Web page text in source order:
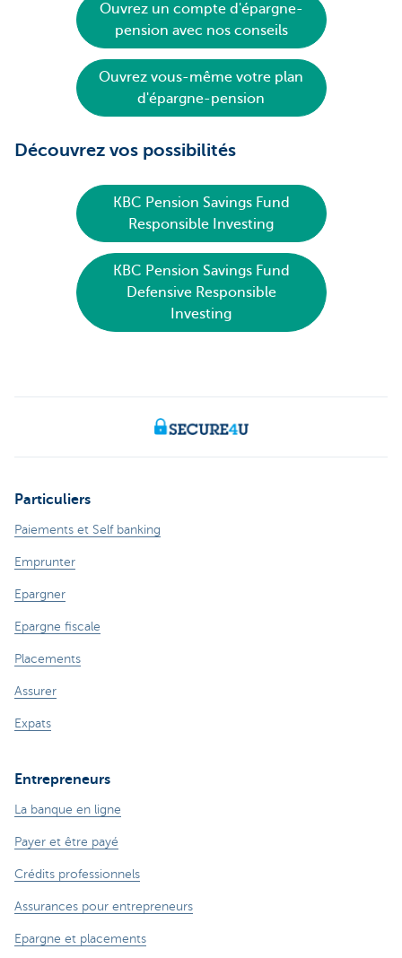
Ouvrez un compte d'épargne-
pension avec nos conseils
Ouvrez vous-même votre plan
d'épargne-pension
Découvrez vos possibilités
KBC Pension Savings Fund
Responsible Investing
KBC Pension Savings Fund
Defensive Responsible
Investing
Particuliers
Paiements et Self banking
Emprunter
Epargner
Epargne fiscale
Placements
Assurer
Expats
Entrepreneurs
La banque en ligne
Payer et être payé
Crédits professionnels
Assurances pour entrepreneurs
Epargne et placements